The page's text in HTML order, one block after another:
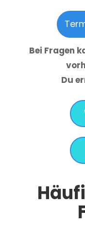
Bei Fragen
Du